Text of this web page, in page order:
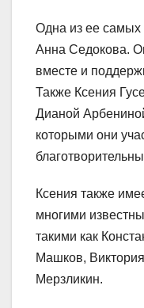
Одна из ее самых
Анна Седокова.
вместе и
Также Ксения
Дианой
которыми они
Ксения также
многими
такими как
Машков,
Мерзликин.